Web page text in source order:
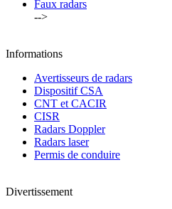
Faux radars
-->
Informations
Avertisseurs de radars
Dispositif CSA
CNT et CACIR
CISR
Radars Doppler
Radars laser
Permis de conduire
Divertissement